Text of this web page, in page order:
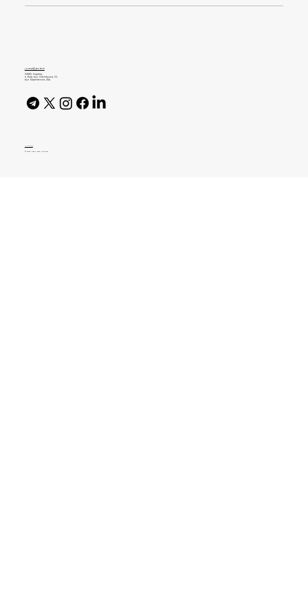
journal@gen.tech
04080, Україна,
м. Київ, вул. Оленівська, 23,​
вул. Кирилівська, 40р
AI Policy
© 2026 High Bar Journal